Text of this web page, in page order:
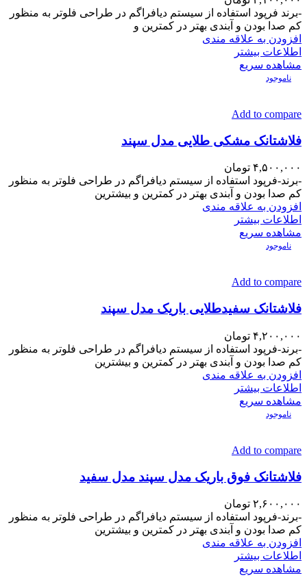
-برند فرپود استفاده از سیستم دیافراگم در طراحی فلوتر به منظور
کم صدا بودن و آبندی بهتر در کمترین و
افزودن به علاقه مندی
اطلاعات بیشتر
مشاهده سریع
ناموجود
Add to compare
فلاشتانک مشکی طلایی مدل سپند
۴,۵۰۰,۰۰۰ تومان
-برند-فرپود استفاده از سیستم دیافراگم در طراحی فلوتر به منظور
کم صدا بودن و آبندی بهتر در کمترین و بیشترین
افزودن به علاقه مندی
اطلاعات بیشتر
مشاهده سریع
ناموجود
Add to compare
فلاشتانک سفیدطلایی باریک مدل سپند
۴,۲۰۰,۰۰۰ تومان
-برند-فرپود استفاده از سیستم دیافراگم در طراحی فلوتر به منظور
کم صدا بودن و آبندی بهتر در کمترین و بیشترین
افزودن به علاقه مندی
اطلاعات بیشتر
مشاهده سریع
ناموجود
Add to compare
فلاشتانک فوق باریک مدل سپند مدل سفید
۲,۶۰۰,۰۰۰ تومان
-برند-فرپود استفاده از سیستم دیافراگم در طراحی فلوتر به منظور
کم صدا بودن و آبندی بهتر در کمترین و بیشترین
افزودن به علاقه مندی
اطلاعات بیشتر
مشاهده سریع